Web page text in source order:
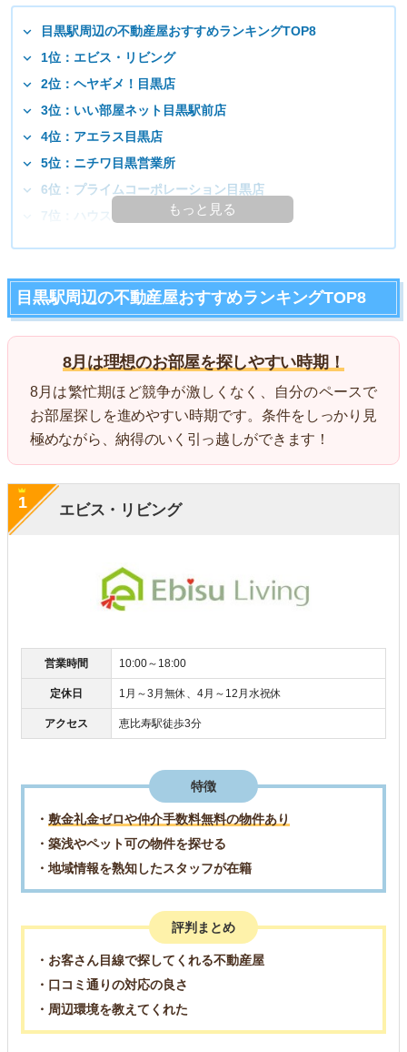
目黒駅周辺の不動産屋おすすめランキングTOP8
1位：エビス・リビング
2位：ヘヤギメ！目黒店
3位：いい部屋ネット目黒駅前店
4位：アエラス目黒店
5位：ニチワ目黒営業所
6位：プライムコーポレーション目黒店
7位：ハウスメイトショップ目黒店
もっと見る
目黒駅周辺の不動産屋おすすめランキングTOP8
8月は理想のお部屋を探しやすい時期！
8月は繁忙期ほど競争が激しくなく、自分のペースで
お部屋探しを進めやすい時期です。条件をしっかり見
極めながら、納得のいく引っ越しができます！
エビス・リビング
1
営業時間 10:00～18:00
定休日 1月～3月無休、4月～12月水祝休
アクセス 恵比寿駅徒歩3分
特徴
・ 敷金礼金ゼロや仲介手数料無料の物件あり
・築浅やペット可の物件を探せる
・地域情報を熟知したスタッフが在籍
評判まとめ
・お客さん目線で探してくれる不動産屋
・口コミ通りの対応の良さ
・周辺環境を教えてくれた